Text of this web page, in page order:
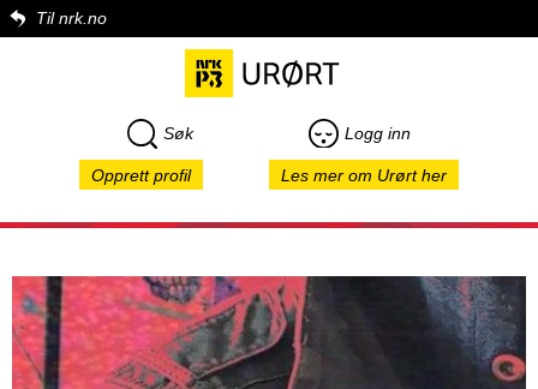
Til nrk.no
Søk Logg inn
Opprett profil Les mer om Urørt her